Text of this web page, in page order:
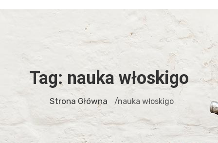
Tag: nauka włoskigo
Strona Główna /nauka włoskigo